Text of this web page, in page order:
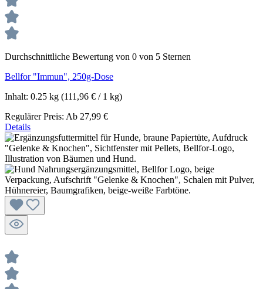
Durchschnittliche Bewertung von 0 von 5 Sternen
Bellfor "Immun", 250g-Dose
Inhalt: 0.25 kg (111,96 € / 1 kg)
Regulärer Preis: Ab 27,99 €
Details